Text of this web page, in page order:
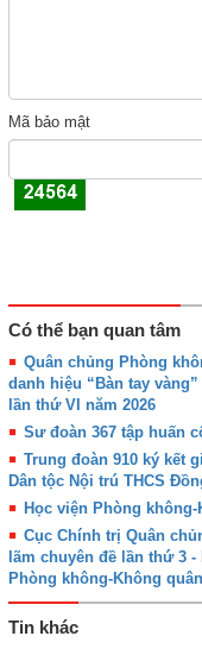
Mã bảo mật
Có thể bạn quan tâm
Quân chủng Phòng
danh hiệu “Bàn tay
lần thứ VI năm 2026
Sư đoàn 367 tập huấn
Trung đoàn 910 ký kết
Dân tộc Nội trú THCS
Học viện Phòng
Cục Chính trị Quân
lãm chuyên đề lần thứ 3
Phòng không-Không quân
Tin khác